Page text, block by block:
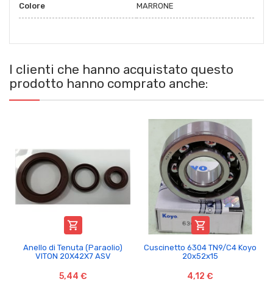
Colore MARRONE
I clienti che hanno acquistato questo
prodotto hanno comprato anche:

Anello di Tenuta (Paraolio)
VITON 20X42X7 ASV
5,44 €

Cuscinetto 6304 TN9/C4 Koyo
20x52x15
4,12 €